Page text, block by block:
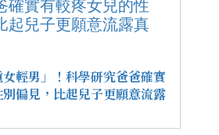
輕男」！科學研究爸爸確實
偏見，比起兒子更願意流露